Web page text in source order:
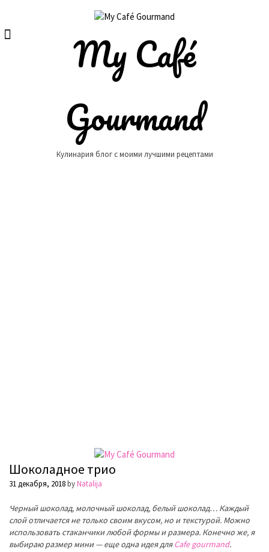
content
My Café
Gourmand
Кулинария блог с моими лучшими рецептами
Шоколадное трио
31 декабря, 2018byNatalija
Черный шоколад, молочный шоколад, белый шоколад… Каждый
слой отличается не только своим вкусом, но и текстурой. Можно
использовать стаканчики любой формы и размера. Конечно же, я
выбираю размер мини — еще одна идея дляCafe gourmand.